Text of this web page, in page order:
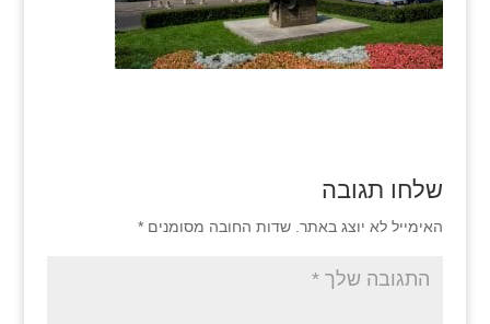
שלחו תגובה
האימייל לא יוצג באתר. שדות החובה מסומנים *